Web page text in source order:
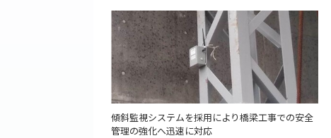
傾斜監視システムを採用により橋梁工事での安全
管理の強化へ迅速に対応